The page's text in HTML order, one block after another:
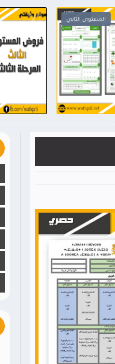
2026-03-28
وثيقتي
المستوى الثاني
شاهد الموضوع